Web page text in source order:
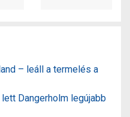
– leáll a termelés a
Dangerholm legújabb